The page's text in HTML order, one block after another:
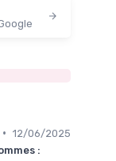
• 12/06/2025
: